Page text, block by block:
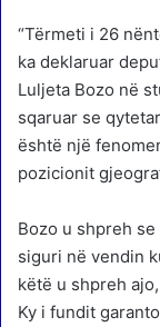
“Tërmeti i 26
ka deklaruar
Luljeta Bozo në
sqaruar se
është një
pozicionit
Bozo u shpreh
siguri në vendin
këtë u shpreh
Ky i fundit